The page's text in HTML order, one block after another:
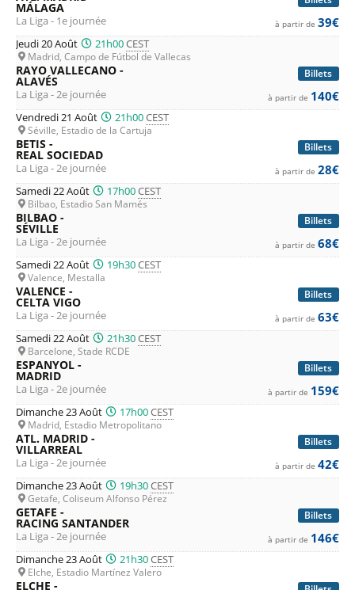
MÁLAGA
La Liga - 1e journée à partir de 39€
Jeudi 20 Août 21h00CEST
Madrid, Campo de Fútbol de Vallecas
Billets
RAYO VALLECANO -
ALAVÉS
La Liga - 2e journée à partir de 140€
Vendredi 21 Août 21h00CEST
Séville, Estadio de la Cartuja
Billets
BETIS -
REAL SOCIEDAD
La Liga - 2e journée à partir de 28€
Samedi 22 Août 17h00CEST
Bilbao, Estadio San Mamés
Billets
BILBAO -
SÉVILLE
La Liga - 2e journée à partir de 68€
Samedi 22 Août 19h30CEST
Valence, Mestalla
Billets
VALENCE -
CELTA VIGO
La Liga - 2e journée à partir de 63€
Samedi 22 Août 21h30CEST
Barcelone, Stade RCDE
Billets
ESPANYOL -
MADRID
La Liga - 2e journée à partir de 159€
Dimanche 23 Août 17h00CEST
Madrid, Estadio Metropolitano
Billets
ATL. MADRID -
VILLARREAL
La Liga - 2e journée à partir de 42€
Dimanche 23 Août 19h30CEST
Getafe, Coliseum Alfonso Pérez
Billets
GETAFE -
RACING SANTANDER
La Liga - 2e journée à partir de 146€
Dimanche 23 Août 21h30CEST
Elche, Estadio Martínez Valero
ELCHE -